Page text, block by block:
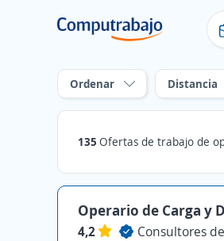
Ordenar Distancia
135 Ofertas de trabajo de operario
Operario de Carga y
4,2
Consultores